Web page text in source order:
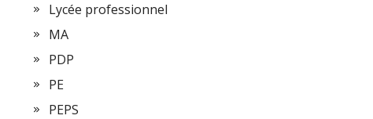
Lycée professionnel
MA
PDP
PE
PEPS